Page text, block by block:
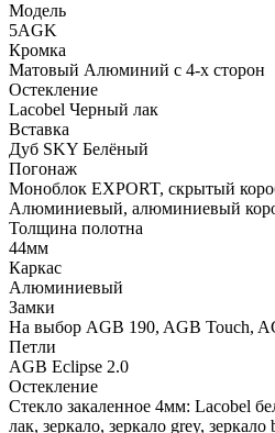
Модель
5AGK
Кромка
Матовый Алюминий с 4-х сторон
Остекление
Lacobel Черный лак
Вставка
Дуб SKY Белёный
Погонаж
Моноблок EXPORT, скрытый
Алюминиевый, алюминиевый
Толщина полотна
44мм
Каркас
Алюминиевый
Замки
На выбор AGB 190, AGB Touch,
Петли
AGB Eclipse 2.0
Остекление
Стекло закаленное 4мм: Lacobel
лак, зеркало, зеркало grey, зеркало